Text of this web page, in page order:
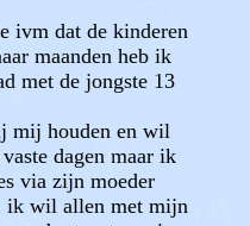
ivm dat de kinderen
maanden heb ik
met de jongste 13
mij houden en wil
dagen maar ik
via zijn moeder
ik wil allen met mijn